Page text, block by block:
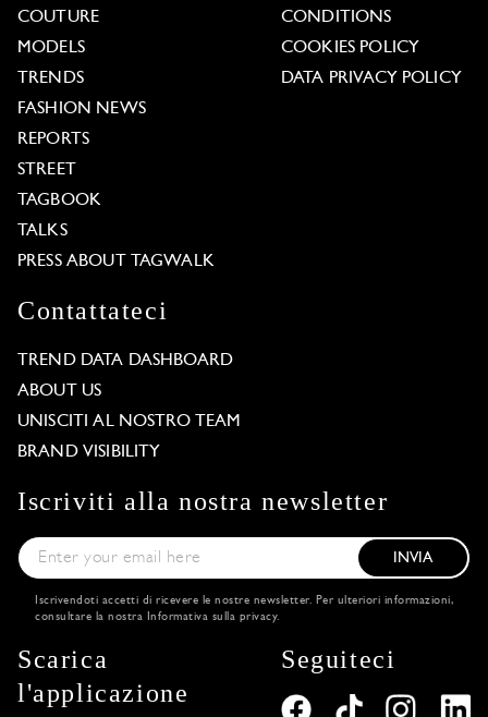
COUTURE
MODELS
TRENDS
FASHION NEWS
REPORTS
STREET
TAGBOOK
TALKS
PRESS ABOUT TAGWALK
CONDITIONS
COOKIES POLICY
DATA PRIVACY POLICY
Contattateci
TREND DATA DASHBOARD
ABOUT US
UNISCITI AL NOSTRO TEAM
BRAND VISIBILITY
Iscriviti alla nostra newsletter
INVIA
Iscrivendoti accetti di ricevere le nostre newsletter. Per ulteriori informazioni,
consultare la nostra
Informativa sulla privacy.
Scarica
l'applicazione
Seguiteci